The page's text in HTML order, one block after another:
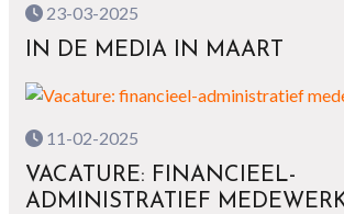
23-03-2025
IN DE MEDIA IN MAART
11-02-2025
VACATURE: FINANCIEEL-
ADMINISTRATIEF